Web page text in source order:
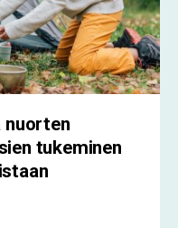
nuorten
tukeminen